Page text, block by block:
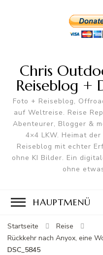
Chris
Reiseblog +
Foto + Reiseblog,
auf Weltreise. Reise
Abenteurer, Blogger &
4×4 LKW. Heimat
Reiseblog mit echter
ohne KI Bilder. Ein
ohne
HAUPTMENÜ
Startseite
Reise
Rückkehr nach Anyox, eine
DSC_5845